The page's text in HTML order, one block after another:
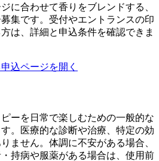
に合わせて香りをブレンドする、
集です。受付やエントランスの印
は、詳細と申込条件を確認できま
申込ページを開く
ーを日常で楽しむための一般的な
。医療的な診断や治療、特定の効
ません。体調に不安がある場合、
持病や服薬がある場合は、使用前